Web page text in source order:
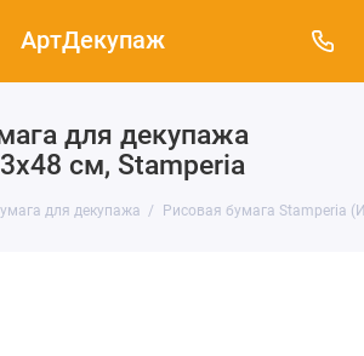
АртДекупаж
для декупажа
см, Stamperia
для декупажа Рисовая бумага Stamperia